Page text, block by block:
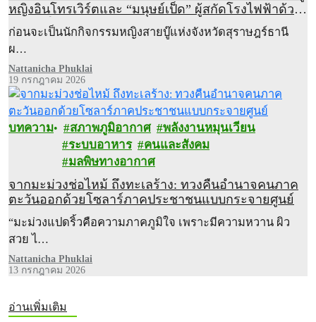
หญิงอินโทรเวิร์ตและ “มนุษย์เป็ด” ผู้สกัดโรงไฟฟ้าด้วย
วิธีต่อสู้ในแบบของตัวเอง
ก่อนจะเป็นนักกิจกรรมหญิงสายบู๊แห่งจังหวัดสุราษฎร์ธานี
ผ…
Nattanicha Phuklai
19 กรกฎาคม 2026
บทความ สภาพภูมิอากาศ
พลังงานหมุนเวียน
ระบบอาหาร
คนและสังคม
มลพิษทางอากาศ
จากมะม่วงช่อไหม้ ถึงทะเลร้าง: ทวงคืนอำนาจคนภาค
ตะวันออกด้วยโซลาร์ภาคประชาชนแบบกระจายศูนย์
“มะม่วงแปดริ้วคือความภาคภูมิใจ เพราะมีความหวาน ผิว
สวย ไ…
Nattanicha Phuklai
13 กรกฎาคม 2026
อ่านเพิ่มเติม